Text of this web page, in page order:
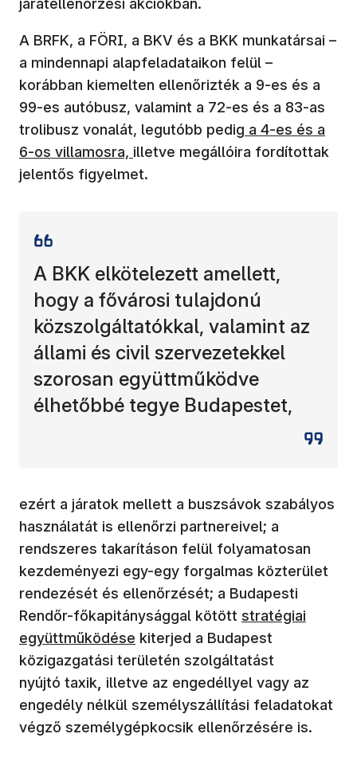
járatellenőrzési akciókban.
A BRFK, a FÖRI, a BKV és a BKK munkatársai –
a mindennapi alapfeladataikon felül –
korábban kiemelten ellenőrizték a 9-es és a
99-es autóbusz, valamint a 72-es és a 83-as
trolibusz vonalát, legutóbb pedig a 4-es és a
6-os villamosra, illetve megállóira fordítottak
jelentős figyelmet.
A BKK elkötelezett amellett,
hogy a fővárosi tulajdonú
közszolgáltatókkal, valamint az
állami és civil szervezetekkel
szorosan együttműködve
élhetőbbé tegye Budapestet,
ezért a járatok mellett a buszsávok szabályos
használatát is ellenőrzi partnereivel; a
rendszeres takarításon felül folyamatosan
kezdeményezi egy-egy forgalmas közterület
rendezését és ellenőrzését; a Budapesti
Rendőr-főkapitánysággal kötött (új ablakban
stratégiai
együttműködése kiterjed a Budapest
közigazgatási területén szolgáltatást
nyújtó taxik
illetve az engedéllyel vagy az
engedély nélkül személyszállítási feladatokat
végző személygépkocsik ellenőrzésére is.